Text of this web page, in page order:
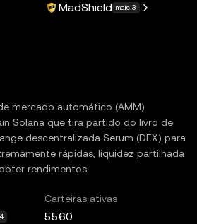
MadShield mais 3
mercado automático (AMM)
Solana que tira partido do livro de
descentralizada Serum (DEX) para
rápidas, liquidez partilhada
rendimentos
Carteiras ativas
5560